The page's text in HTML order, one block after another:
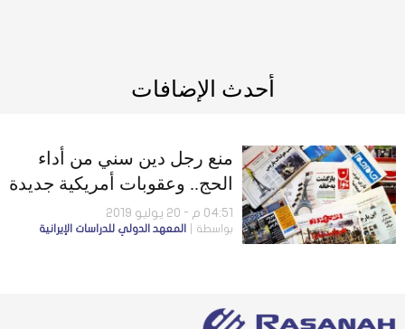
أحدث الإضافات
منع رجل دين سني من أداء
الحج.. وعقوبات أمريكية جديدة
على أشخاص وشركات
04:51 م - 20 يوليو 2019
بواسطة المعهد الدولي للدراسات الإيرانية